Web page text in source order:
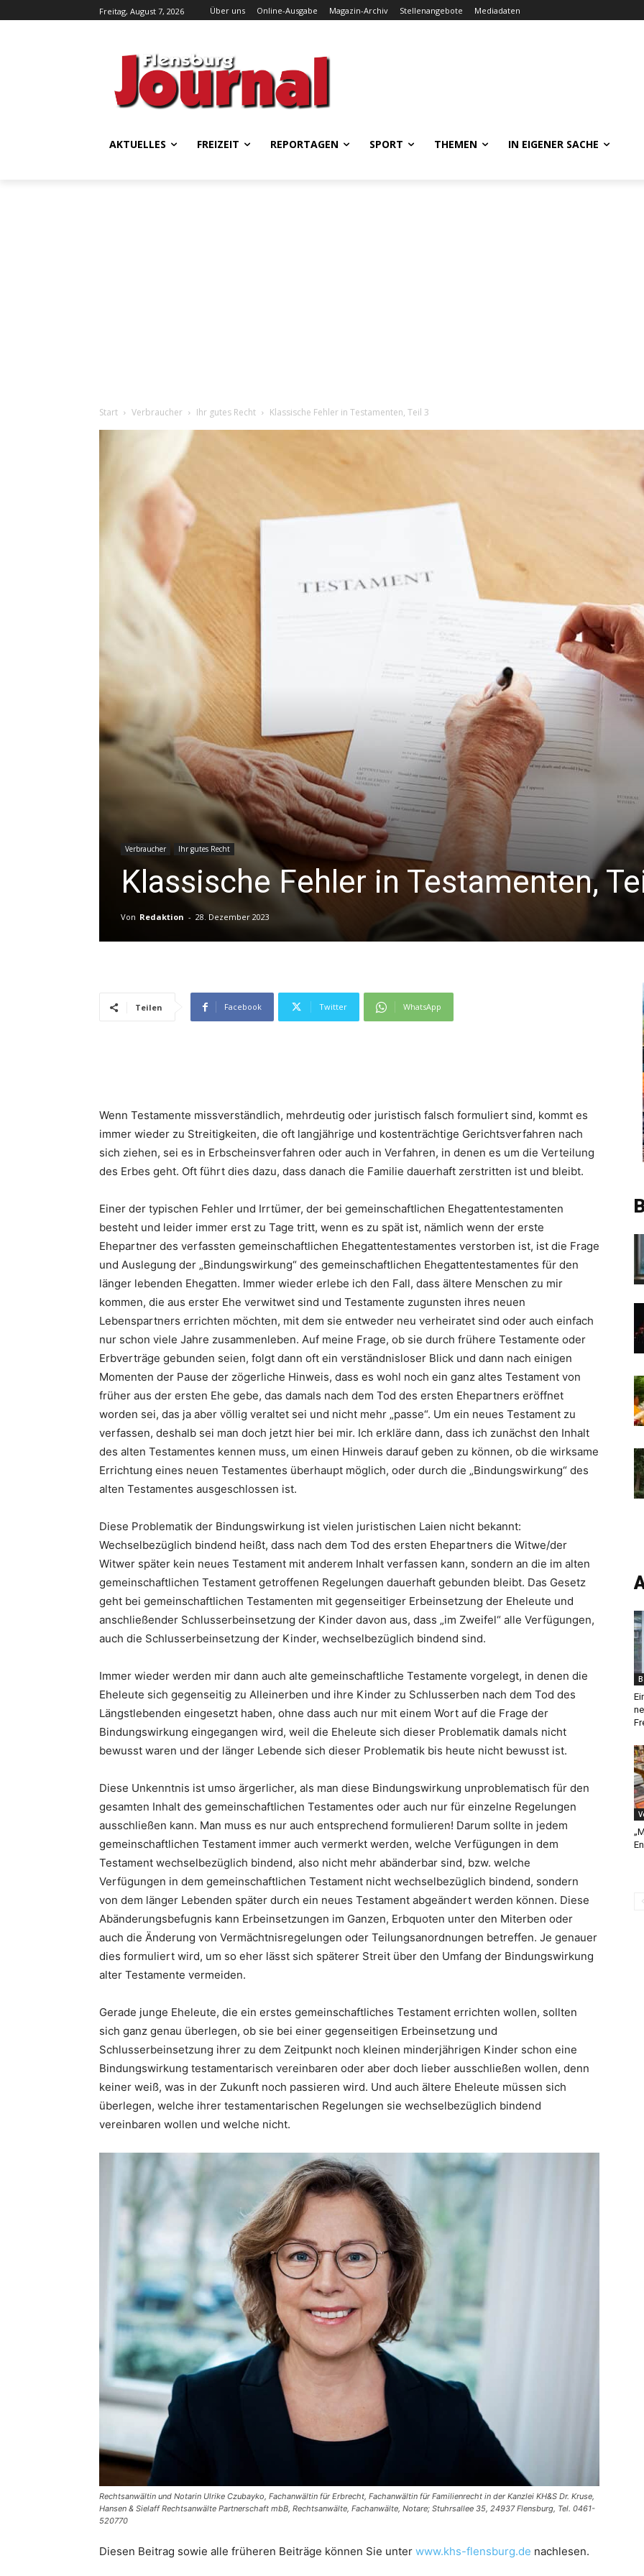
Freitag, August 7, 2026 Über uns Online-Ausgabe Magazin-Archiv Stellenangebote Mediadaten
AKTUELLES FREIZEIT REPORTAGEN SPORT THEMEN IN EIGENER SACHE
Start Verbraucher Ihr gutes Recht Klassische Fehler in Testamenten, Teil 3
Verbraucher Ihr gutes Recht
Klassische Fehler in Testamenten,
Von Redaktion - 28. Dezember 2023
Teilen Facebook Twitter WhatsApp
Wenn Testamente missverständlich, mehrdeutig oder juristisch falsch formuliert sind, kommt es
immer wieder zu Streitigkeiten, die oft langjährige und kostenträchtige Gerichtsverfahren nach
sich ziehen, sei es in Erbscheinsverfahren oder auch in Verfahren, in denen es um die Verteilung
des Erbes geht. Oft führt dies dazu, dass danach die Familie dauerhaft zerstritten ist und bleibt.
Einer der typischen Fehler und Irrtümer, der bei gemeinschaftlichen Ehegattentestamenten
besteht und leider immer erst zu Tage tritt, wenn es zu spät ist, nämlich wenn der erste
Ehepartner des verfassten gemeinschaftlichen Ehegattentestamentes verstorben ist, ist die Frage
und Auslegung der „Bindungswirkung“ des gemeinschaftlichen Ehegattentestamentes für den
länger lebenden Ehegatten. Immer wieder erlebe ich den Fall, dass ältere Menschen zu mir
kommen, die aus erster Ehe verwitwet sind und Testamente zugunsten ihres neuen
Lebenspartners errichten möchten, mit dem sie entweder neu verheiratet sind oder auch einfach
nur schon viele Jahre zusammenleben. Auf meine Frage, ob sie durch frühere Testamente oder
Erb­verträge gebunden seien, folgt dann oft ein verständnisloser Blick und dann nach einigen
Momenten der Pause der zögerliche Hinweis, dass es wohl noch ein ganz altes Testament von
früher aus der ersten Ehe gebe, das damals nach dem Tod des ersten Ehepartners eröffnet
worden sei, das ja aber völlig veraltet sei und nicht mehr „passe“. Um ein neues Testament zu
verfassen, deshalb sei man doch jetzt hier bei mir. Ich erkläre dann, dass ich zunächst den Inhalt
des alten Testamentes kennen muss, um einen Hinweis darauf geben zu können, ob die wirksame
Errichtung eines neuen Testamentes überhaupt möglich, oder durch die „Bindungswirkung“ des
alten Testamentes ausgeschlossen ist.
Diese Problematik der Bindungswirkung ist vielen juristischen Laien nicht bekannt:
Wechselbezüglich bindend heißt, dass nach dem Tod des ersten Ehepartners die Witwe/der
Witwer später kein neues Testament mit anderem Inhalt verfassen kann, sondern an die im alten
gemeinschaftlichen Testament getroffenen Regelungen dauerhaft gebunden bleibt. Das Gesetz
geht bei gemeinschaftlichen Testamenten mit gegenseitiger Erbeinsetzung der Eheleute und
anschließender Schlusserbeinsetzung der Kinder davon aus, dass „im Zweifel“ alle Verfügungen,
auch die Schlusserbeinsetzung der Kinder, wechselbezüglich bindend sind.
Immer wieder werden mir dann auch alte gemeinschaftliche Testamente vorgelegt, in denen die
Eheleute sich gegenseitig zu Alleinerben und ihre Kinder zu Schlusserben nach dem Tod des
Längstlebenden eingesetzt haben, ohne dass auch nur mit einem Wort auf die Frage der
Bindungswirkung eingegangen wird, weil die Eheleute sich dieser Problematik damals nicht
bewusst waren und der länger Lebende sich dieser Problematik bis heute nicht bewusst ist.
Diese Unkenntnis ist umso ärgerlicher, als man diese Bindungswirkung unproblematisch für den
gesamten Inhalt des gemeinschaftlichen Testamentes oder auch nur für einzelne Regelungen
ausschließen kann. Man muss es nur auch entsprechend formulieren! Darum sollte in jedem
gemeinschaftlichen Testament immer auch vermerkt werden, welche Verfügungen in dem
Testament wechselbezüglich bindend, also nicht mehr abänderbar sind, bzw. welche
Verfügungen in dem gemeinschaftlichen Testament nicht wechselbezüglich bindend, sondern
von dem länger Lebenden später durch ein neues Testament abgeändert werden können. Diese
Abänderungsbefugnis kann Erbeinsetzungen im Ganzen, Erbquoten unter den Miterben oder
auch die Änderung von Vermächtnisregelungen oder Teilungsanordnungen betreffen. Je genauer
dies formuliert wird, um so eher lässt sich späterer Streit über den Umfang der Bindungswirkung
alter Testamente vermeiden.
Gerade junge Eheleute, die ein erstes gemeinschaftliches Testament errichten wollen, sollten
sich ganz genau überlegen, ob sie bei einer gegenseitigen Erbeinsetzung und
Schlusserbeinsetzung ihrer zu dem Zeitpunkt noch kleinen minderjährigen Kinder schon eine
Bindungswirkung testamentarisch vereinbaren oder aber doch lieber ausschließen wollen, denn
keiner weiß, was in der Zukunft noch passieren wird. Und auch ältere Eheleute müssen sich
überlegen, welche ihrer testamentarischen Regelungen sie wechselbezüglich bindend
vereinbaren wollen und welche nicht.
Rechtsanwältin und Notarin Ulrike Czubayko, Fachanwältin für Erbrecht, Fachanwältin für Familienrecht in der Kanzlei KH&S Dr. Kruse,
Hansen & Sielaff Rechtsanwälte Partnerschaft mbB, Rechtsanwälte, Fachanwälte, Notare; Stuhrsallee 35, 24937 Flensburg, Tel. 0461-
520770
Diesen Beitrag sowie alle früheren Beiträge können Sie unter www.khs-flensburg.de nachlesen.